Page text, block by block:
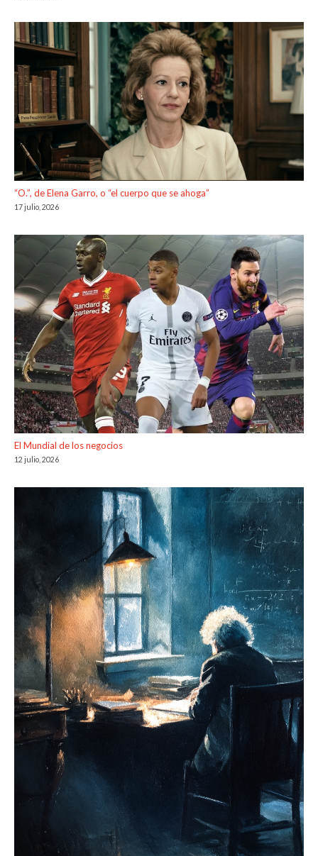
“O.”, de Elena Garro, o “el cuerpo que se ahoga”
17 julio, 2026
El Mundial de los negocios
12 julio, 2026